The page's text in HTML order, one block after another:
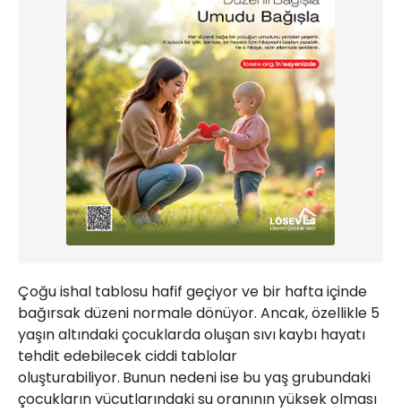
Çoğu ishal tablosu hafif geçiyor ve bir hafta içinde
bağırsak düzeni normale dönüyor. Ancak, özellikle 5
yaşın altındaki çocuklarda oluşan sıvıkaybı hayatı
tehdit edebilecek ciddi tablolar
oluşturabiliyor. Bunun nedeni ise bu yaş grubundaki
çocukların vücutlarındaki su oranının yüksek olması